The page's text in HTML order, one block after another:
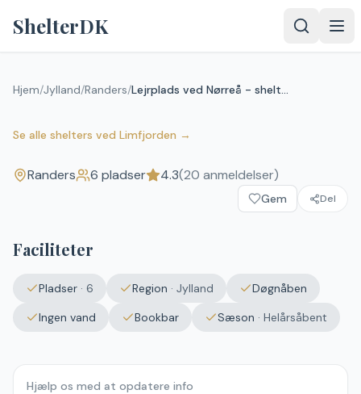
ShelterDK
Hjem/Jylland/Randers/ Lejrplads ved Nørreå - shelter nr. 2 (ikke bookbar)
Se alle shelters ved Limfjorden →
nr. 2 (ikke bookbar)
4.3 20 anmeldelser)
Randers 6 pladser 4.3(20 anmeldelser)
Gem Del
Faciliteter
Pladser · 6 Region · Jylland
Døgnåben
Ingen vand
Bookbar Sæson · Helårsåbent
Hjælp os med at opdatere info